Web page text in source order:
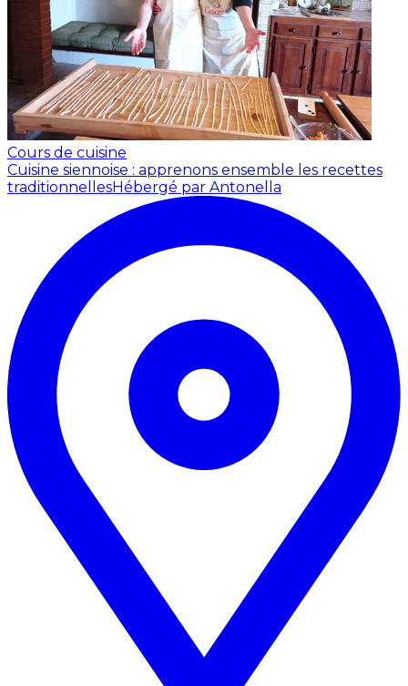
Cours de cuisine
Cuisine siennoise : apprenons ensemble les recettes
traditionnellesHébergé par Antonella